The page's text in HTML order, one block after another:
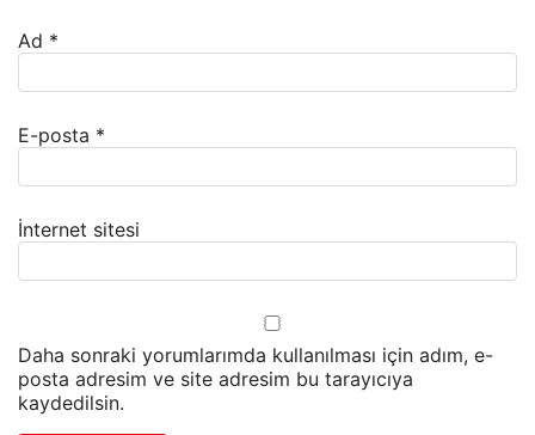
Ad *
E-posta *
İnternet sitesi
Daha sonraki yorumlarımda kullanılması için adım, e-
posta adresim ve site adresim bu tarayıcıya
kaydedilsin.